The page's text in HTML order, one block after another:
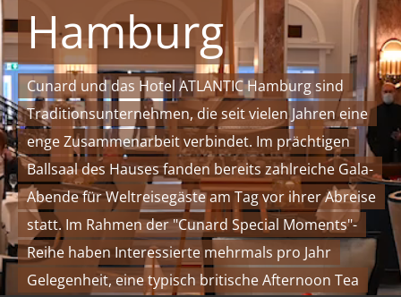
Hamburg
Cunard und das Hotel ATLANTIC Hamburg sind
Traditionsunternehmen, die seit vielen Jahren eine
enge Zusammenarbeit verbindet. Im prächtigen
Ballsaal des Hauses fanden bereits zahlreiche Gala-
Abende für Weltreisegäste am Tag vor ihrer Abreise
statt. Im Rahmen der "Cunard Special Moments"-
Reihe haben Interessierte mehrmals pro Jahr
Gelegenheit, eine typisch britische Afternoon Tea